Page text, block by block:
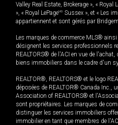
Valley Real Estate, Brokerage », « Royal
», « Royal LePageMD Sussex », et « Les
appartiennent et sont gérés par
Les marques de commerce MLS®
désignent les services professionnels
REALTORS® de l'ACI en vue de l'achat,
biens immobiliers dans le cadre d'un
REALTOR®, REALTORS® et le logo
déposées de REALTOR® Canada Inc.,
Association of REALTORS® et
sont propriétaires. Les marques de
distinguer les services immobiliers
immobilier en tant que membres de